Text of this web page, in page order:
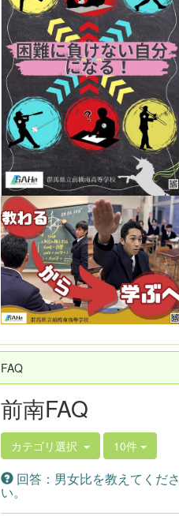
FAQ
前南FAQ
カテゴリ選択 10件
回答：男女比を教えてくださ
い。